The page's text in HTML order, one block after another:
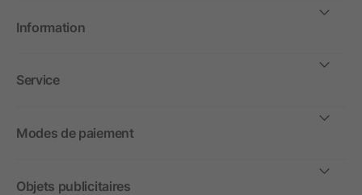
Information
Service
Modes de paiement
Objets publicitaires